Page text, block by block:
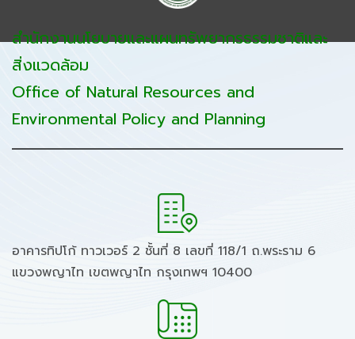
สำนักงานนโยบายและแผนทรัพยากรธรรมชาติและ
สิ่งแวดล้อม
Office of Natural Resources and
Environmental Policy and Planning
อาคารทิปโก้ ทาวเวอร์ 2 ชั้นที่ 8 เลขที่ 118/1 ถ.พระราม 6
แขวงพญาไท เขตพญาไท กรุงเทพฯ 10400